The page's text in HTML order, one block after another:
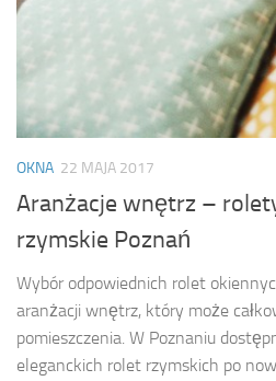
OKNA 22 MAJA 2017
Aranżacje wnętrz –
rzymskie Poznań
Wybór odpowiednich rolet
aranżacji wnętrz, który może
pomieszczenia. W Poznaniu
eleganckich rolet rzymskich po